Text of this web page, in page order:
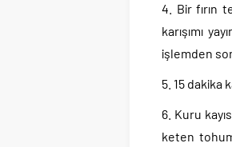
Bir fırın
karışımı
işlemden
15 dakika
Kuru
keten